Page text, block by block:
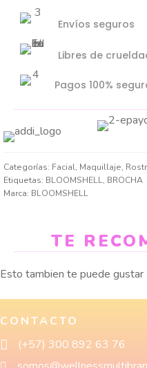
Envíos seguros
Libres de
Pagos 100%
Categorías: Facial, Maquillaje,
Etiquetas: BLOOMSHELL, BROCHA
Marca: BLOOMSHELL
TE
Esto tambien te puede gustar
CONTACTO
(+57) 300 892 63 76